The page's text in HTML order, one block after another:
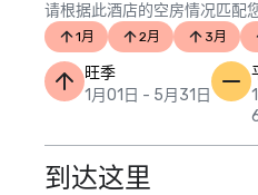
请根据此酒店的空房情况匹配
1月 2月 3月
旺季
1月01日 - 5月31日
到达这里